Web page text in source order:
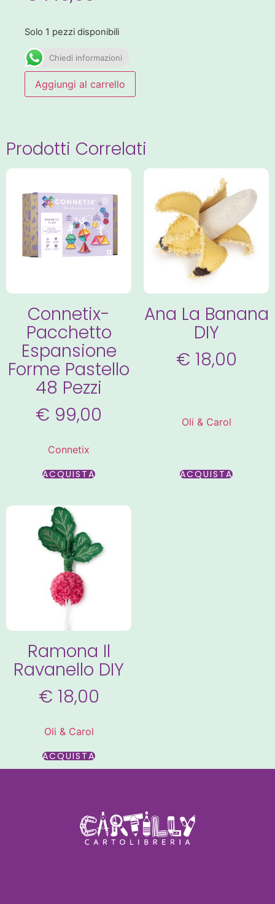
Solo 1 pezzi disponibili
Chiedi informazioni
Aggiungi al carrello
Prodotti Correlati
Connetix-
Pacchetto
Espansione
Forme Pastello
48 Pezzi
€ 99,00
Connetix
ACQUISTA
Ana La Banana
DIY
€ 18,00
Oli & Carol
ACQUISTA
Ramona Il
Ravanello DIY
€ 18,00
Oli & Carol
ACQUISTA